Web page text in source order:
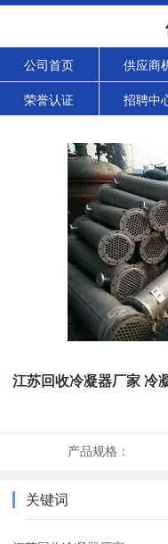
公司首页 供应商
荣誉认证 招聘中
江苏回收冷凝器厂家 冷
产品规格：
关键词